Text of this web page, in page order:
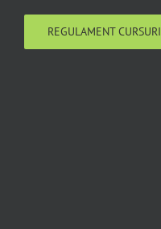
REGULAMENT CURSURI